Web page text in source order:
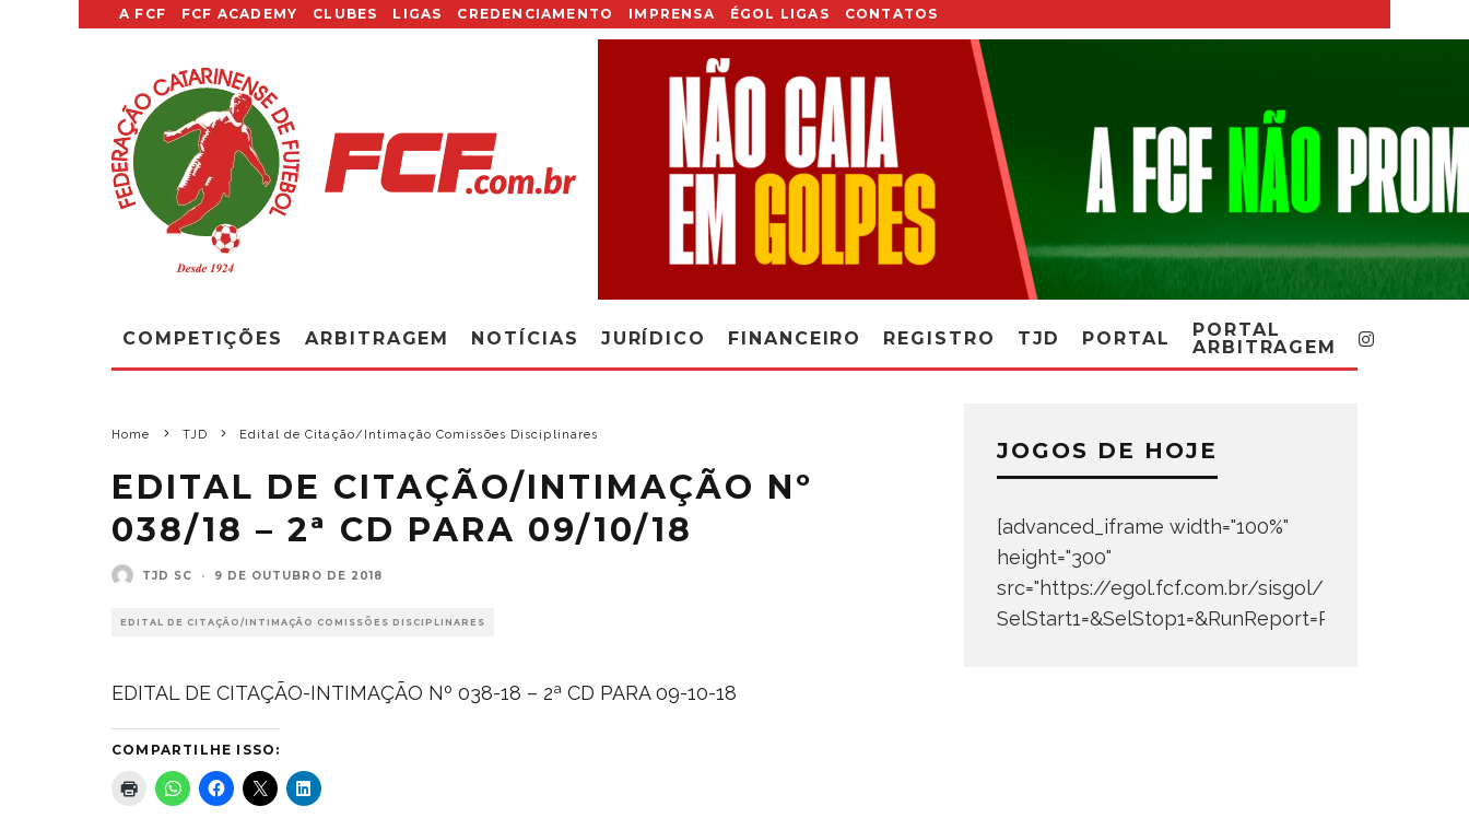
A FCF FCF ACADEMY CLUBES LIGAS CREDENCIAMENTO IMPRENSA ÉGOL LIGAS CONTATOS
COMPETIÇÕES ARBITRAGEM NOTÍCIAS JURÍDICO FINANCEIRO REGISTRO TJD PORTAL
PORTAL
ARBITRAGEM
Home TJD Edital de Citação/Intimação Comissões Disciplinares
EDITAL DE CITAÇÃO/INTIMAÇÃO Nº
038/18 – 2ª CD PARA 09/10/18
TJD SC · 9 DE OUTUBRO DE 2018
EDITAL DE CITAÇÃO/INTIMAÇÃO COMISSÕES DISCIPLINARES
EDITAL DE CITAÇÃO-INTIMAÇÃO Nº 038-18 – 2ª CD PARA 09-10-18
COMPARTILHE ISSO:
JOGOS DE HOJE
[advanced_iframe width="100%"
height="300"
src="https://egol.fcf.com.br/sisgol/
SelStart1=&SelStop1=&RunReport=Run+Report"]